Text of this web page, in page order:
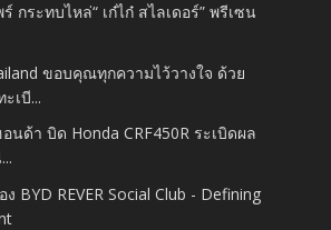
กระทบไหล่“ เก๋ไก๋ สไลเดอร์” พรีเซน
ขอบคุณทุกความไว้วางใจ ด้วย
เบี...
นด้า บิด Honda CRF450R ระเบิดผล
BYD REVER Social Club - Defining